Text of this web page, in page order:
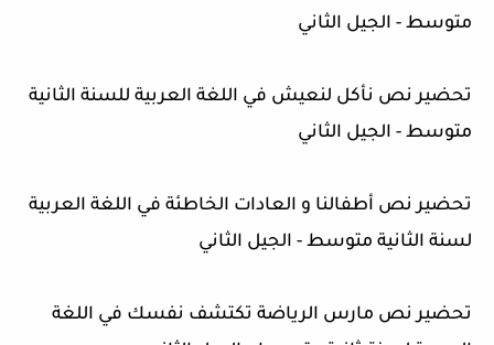
متوسط - الجيل الثاني
تحضير نص نأكل لنعيش في اللغة العربية للسنة الثانية
متوسط - الجيل الثاني
تحضير نص أطفالنا و العادات الخاطئة في اللغة العربية
لسنة الثانية متوسط - الجيل الثاني
تحضير نص مارس الرياضة تكتشف نفسك في اللغة